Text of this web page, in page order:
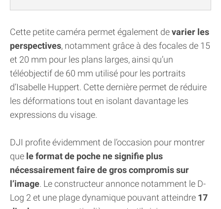
Cette petite caméra permet également devarier les
perspectives, notamment grâce à des focales de 15
et 20 mm pour les plans larges, ainsi qu’un
téléobjectif de 60 mm utilisé pour les portraits
d’Isabelle Huppert. Cette dernière permet de réduire
les déformations tout en isolant davantage les
expressions du visage.
DJI profite évidemment de l’occasion pour montrer
que le format de poche ne signifie plus
nécessairement faire de gros compromis sur
l’image. Le constructeur annonce notamment le D-
Log 2 et une plage dynamique pouvant atteindre 17